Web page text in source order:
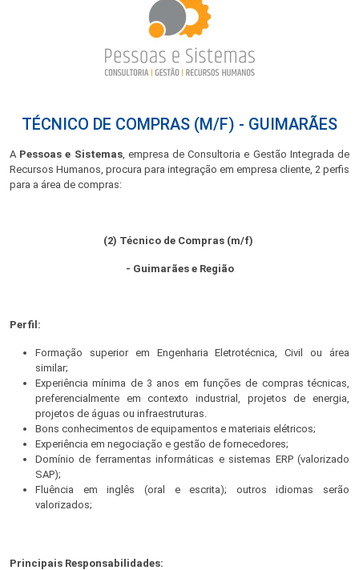
TÉCNICO DE COMPRAS (M/F) - GUIMARÃES
A Pessoas e Sistemas, empresa de Consultoria e Gestão Integrada de
Recursos Humanos, procura para integração em empresa cliente, 2 perfis
para a área de compras:
(2) Técnico de Compras (m/f)
- Guimarães e Região
Perfil:
Formação superior em Engenharia Eletrotécnica, Civil ou área
similar;
Experiência mínima de 3 anos em funções de compras técnicas,
preferencialmente em contexto industrial, projetos de energia,
projetos de águas ou infraestruturas.
Bons conhecimentos de equipamentos e materiais elétricos;
Experiência em negociação e gestão de fornecedores;
Domínio de ferramentas informáticas e sistemas ERP (valorizado
SAP);
Fluência em inglês (oral e escrita); outros idiomas serão
valorizados;
Principais Responsabilidades: